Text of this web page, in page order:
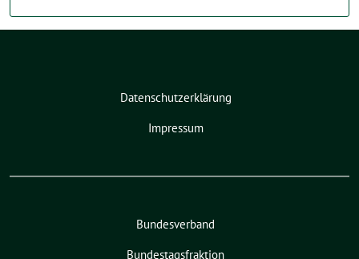
Datenschutzerklärung
Impressum
Bundesverband
Bundestagsfraktion